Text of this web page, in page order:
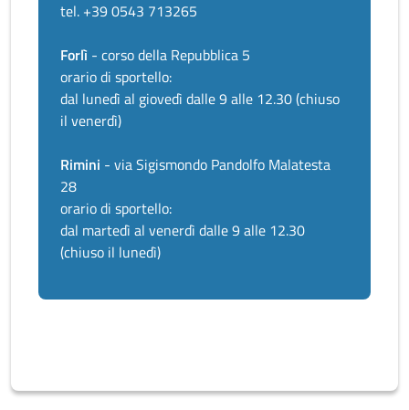
tel. +39 0543 713265
Forlì - corso della Repubblica 5
orario di sportello:
dal lunedì al giovedì dalle 9 alle 12.30 (chiuso
il venerdì)
Rimini - via Sigismondo Pandolfo Malatesta
28
orario di sportello:
dal martedì al venerdì dalle 9 alle 12.30
(chiuso il lunedì)